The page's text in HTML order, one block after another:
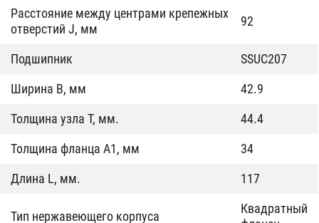
Расстояние между центрами крепежных
отверстий J, мм
92
Подшипник
SSUC207
Ширина B, мм
42.9
Толщина узла T, мм.
44.4
Толщина фланца А1, мм
34
Длина L, мм.
117
Тип нержавеющего корпуса
Квадратный